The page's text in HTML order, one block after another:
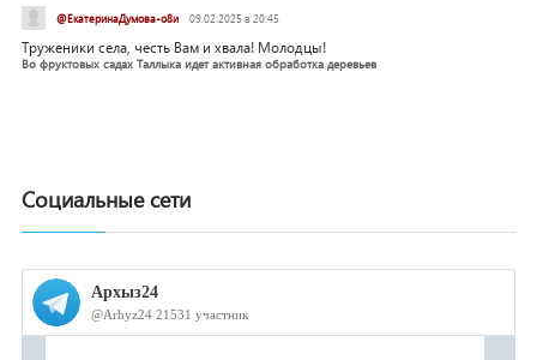
@ЕкатеринаДумова-о8и 09.02.2025 в 20:45
Труженики села, честь Вам и хвала! Молодцы!
Во фруктовых садах Таллыка идет активная обработка деревьев
Социальные сети